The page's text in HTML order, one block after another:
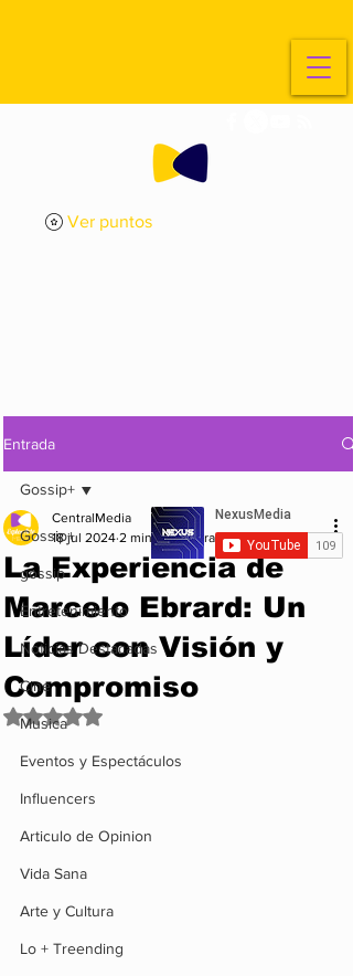
Ver puntos
Entrada
Gossip+
gossip
Entretenimiento
Noticias Destacadas
Cine
Musica
Eventos y Espectáculos
Influencers
Articulo de Opinion
Vida Sana
Arte y Cultura
Lo + Treending
Gossip+
La Experiencia de
Marcelo Ebrard: Un
Líder con Visión y
Compromiso
CentralMedia
18 jul 2024 2 min de lectura
Obtuvo NaN de 5 estrellas.